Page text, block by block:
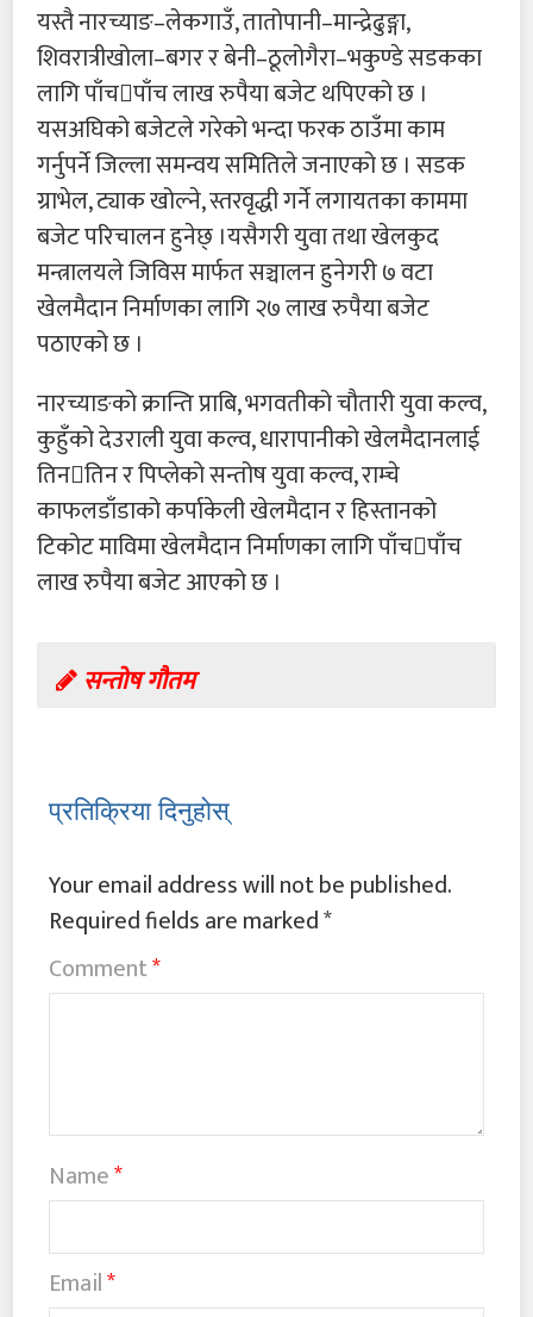
यस्तै नारच्याङ–लेकगाउँ, तातोपानी–मान्द्रेढुङ्गा,
शिवरात्रीखोला–बगर र बेनी–ठूलोगैरा–भकुण्डे सडकका
लागि पाँचपाँच लाख रुपैया बजेट थपिएको छ ।
यसअघिको बजेटले गरेको भन्दा फरक ठाउँमा काम
गर्नुपर्ने जिल्ला समन्वय समितिले जनाएको छ । सडक
ग्राभेल, ट्याक खोल्ने, स्तरवृद्धी गर्ने लगायतका काममा
बजेट परिचालन हुनेछ् ।यसैगरी युवा तथा खेलकुद
मन्त्रालयले जिविस मार्फत सञ्चालन हुनेगरी ७ वटा
खेलमैदान निर्माणका लागि २७ लाख रुपैया बजेट
पठाएको छ ।
नारच्याङको क्रान्ति प्राबि, भगवतीको चौतारी युवा कल्व,
कुहुँको देउराली युवा कल्व, धारापानीको खेलमैदानलाई
तिनतिन र पिप्लेको सन्तोष युवा कल्व, राम्चे
काफलडाँडाको कर्पाकेली खेलमैदान र हिस्तानको
टिकोट माविमा खेलमैदान निर्माणका लागि पाँचपाँच
लाख रुपैया बजेट आएको छ ।
सन्तोष गौतम
प्रतिक्रिया दिनुहोस्
Your email address will not be published.
Required fields are marked*
Comment*
Name*
Email*